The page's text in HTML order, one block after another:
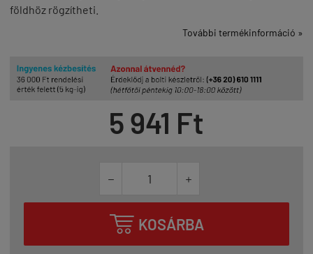
földhöz rögzítheti.
További termékinformáció »
5 941 Ft
 
 KOSÁRBA